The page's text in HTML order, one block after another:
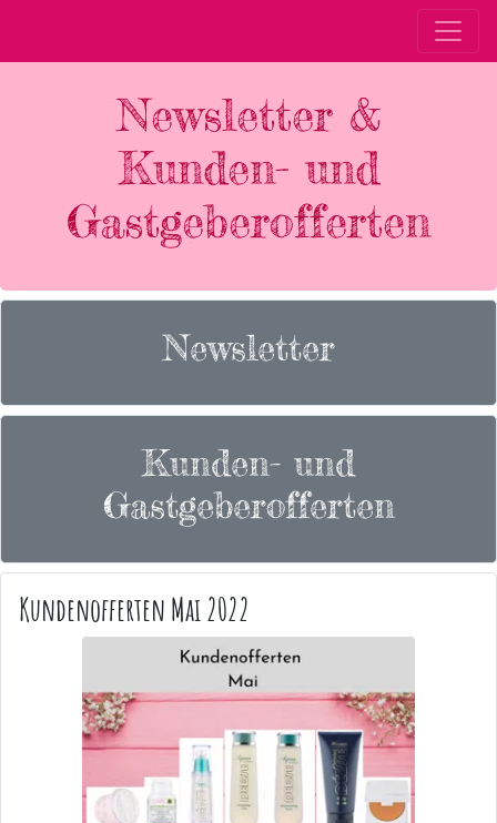
Newsletter &
Kunden- und
Gastgeberofferten
Newsletter
Kunden- und
Gastgeberofferten
Kundenofferten Mai 2022